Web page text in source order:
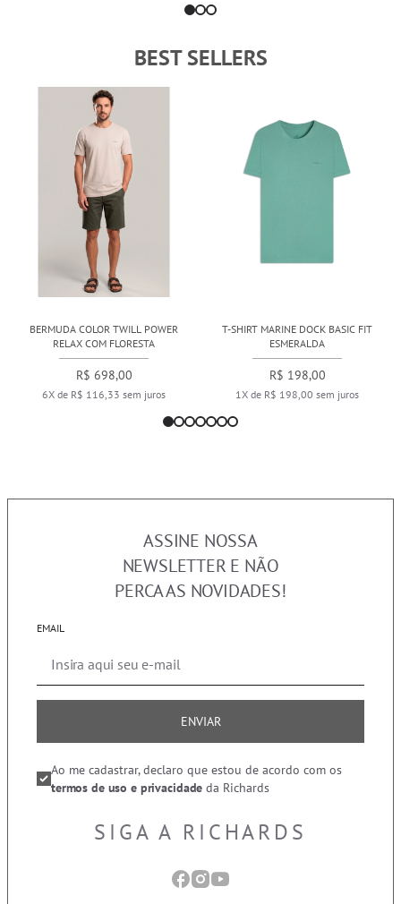
BEST SELLERS
BERMUDA COLOR TWILL POWER
RELAX COM FLORESTA
R$ 698,00
6X de R$ 116,33 sem juros
T-SHIRT MARINE DOCK BASIC FIT
ESMERALDA
R$ 198,00
1X de R$ 198,00 sem juros
ASSINE NOSSA
NEWSLETTER E NÃO
PERCA AS NOVIDADES!
EMAIL
ENVIAR
Ao me cadastrar, declaro que estou de acordo com os
termos de uso e privacidade da Richards
SIGA A RICHARDS